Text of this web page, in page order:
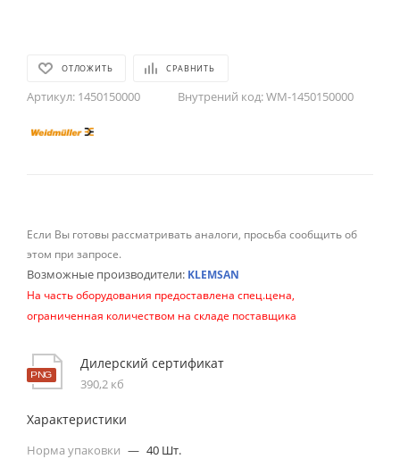
ОТЛОЖИТЬ СРАВНИТЬ
Артикул: 1450150000 Внутрений код:WM-1450150000
Если Вы готовы рассматривать аналоги, просьба сообщить об
этом при запросе.
Возможные производители: KLEMSAN
На часть оборудования предоставлена спец.цена,
ограниченная количеством на складе поставщика
Дилерский сертификат
390,2 кб
Характеристики
Норма упаковки — 40 Шт.